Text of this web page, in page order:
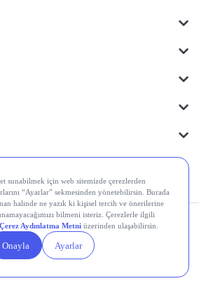
Gizlilik
Politikası
Yasal
Duyurular
Çerez